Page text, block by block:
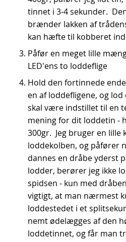
tinnet i 3-4 sekunder.
brænder lakken af
kan hæfte til kobberet
Påfør en meget lille
LED'ens to loddeflige
Hold den fortinnede
en af loddefligene, og
skal være indstillet til en
mening for dit loddetin -
300gr. Jeg bruger en lille
loddekolben, og påfører
dannes en dråbe yderst
lodder, berører jeg ikke
spidsen - kun med
vigtigt, at man nærmest
loddestedet i et
nemt ødelægges af den
loddetinnet, og får man